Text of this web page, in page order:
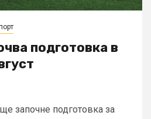
подготовка в
започне подготовка за